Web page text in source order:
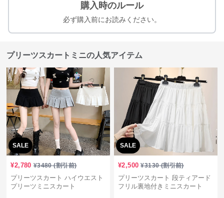
購入時のルール
必ず購入前にお読みください。
プリーツスカートミニの人気アイテム
SALE
¥2,780 ¥3480(割引前)
プリーツスカート ハイウエスト
プリーツミニスカート
SALE
¥2,500 ¥3130(割引前)
プリーツスカート 段ティアード
フリル裏地付きミニスカート